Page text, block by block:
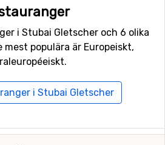
i Stubai Gletscher och 6 olika
mest populära är Europeiskt,
i Stubai Gletscher